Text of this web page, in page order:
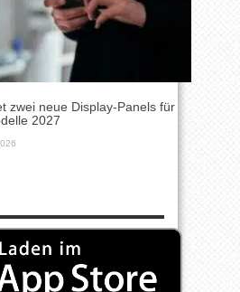
zwei neue Display-Panels für
2027